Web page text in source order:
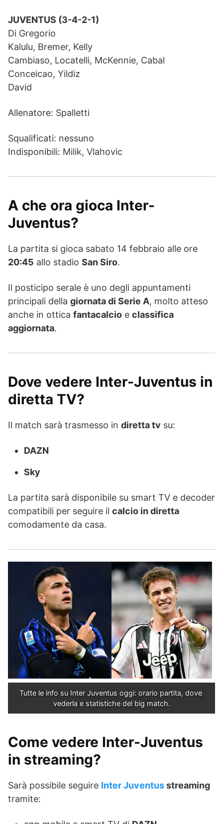
JUVENTUS (3-4-2-1)
Di Gregorio
Kalulu, Bremer, Kelly
Cambiaso, Locatelli, McKennie, Cabal
Conceicao, Yildiz
David
Allenatore: Spalletti
Squalificati: nessuno
Indisponibili: Milik, Vlahovic
A che ora gioca Inter-
Juventus?
La partita si gioca sabato 14 febbraio alle ore
20:45 allo stadio San Siro.
Il posticipo serale è uno degli appuntamenti
principali della giornata di Serie A, molto atteso
anche in ottica fantacalcio e classifica
aggiornata.
Dove vedere Inter-Juventus in
diretta TV?
Il match sarà trasmesso in diretta tv su:
DAZN
Sky
La partita sarà disponibile su smart TV e decoder
compatibili per seguire il calcio in diretta
comodamente da casa.
Tutte le info su Inter Juventus oggi: orario partita, dove
vederla e statistiche del big match.
Come vedere Inter-Juventus
in streaming?
Sarà possibile seguire Inter Juventusstreaming
tramite: